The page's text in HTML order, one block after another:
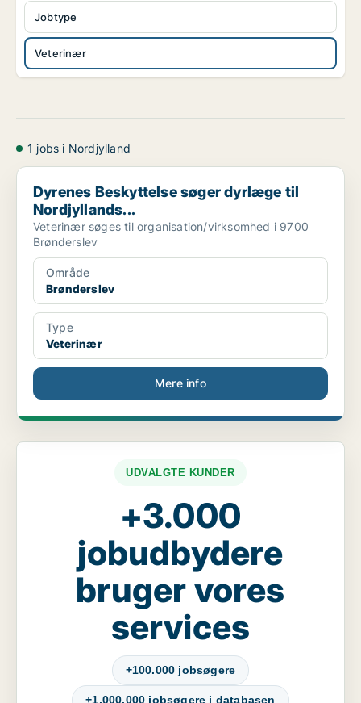
Veterinær
Jobtype
1 jobs i Nordjylland
Dyrenes Beskyttelse søger dyrlæge til Nordjyllands...
Dyrenes Beskyttelse søger dyrlæge til
Nordjyllands...
Veterinær søges til organisation/virksomhed i 9700
Brønderslev
Område
Brønderslev
Type
Veterinær
Mere info
UDVALGTE KUNDER
+3.000
jobudbydere
bruger vores
services
+100.000 jobsøgere
+1.000.000 jobsøgere i databasen